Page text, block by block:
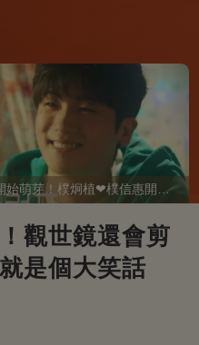
《低谷醫生》新預告/冤家的愛情開始萌芽！樸炯植❤樸信惠開啓「同居生活」互相共鳴、安慰~
觀世鏡還會剪
是個大笑話